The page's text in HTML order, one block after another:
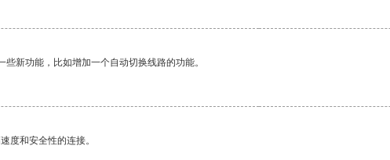
新功能，比如增加一个自动切换线路的功能。
度和安全性的连接。